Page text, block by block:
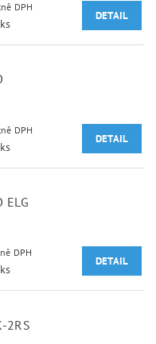
včetně DPH
DETAIL
včetně DPH
DETAIL
ELG
včetně DPH
DETAIL
2RS